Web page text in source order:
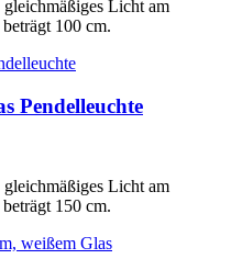
Licht am
100 cm.
Pendelleuchte
Licht am
150 cm.